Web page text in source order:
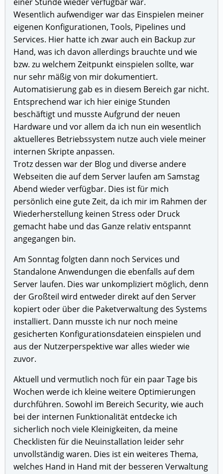
Wesentlich aufwendiger war das Einspielen meiner
eigenen Konfigurationen, Tools, Pipelines und
Services. Hier hatte ich zwar auch ein Backup zur
Hand, was ich davon allerdings brauchte und wie
bzw. zu welchem Zeitpunkt einspielen sollte, war
nur sehr mäßig von mir dokumentiert.
Automatisierung gab es in diesem Bereich gar nicht.
Entsprechend war ich hier einige Stunden
beschäftigt und musste Aufgrund der neuen
Hardware und vor allem da ich nun ein wesentlich
aktuelleres Betriebssystem nutze auch viele meiner
internen Skripte anpassen.
Trotz dessen war der Blog und diverse andere
Webseiten die auf dem Server laufen am Samstag
Abend wieder verfügbar. Dies ist für mich
persönlich eine gute Zeit, da ich mir im Rahmen der
Wiederherstellung keinen Stress oder Druck
gemacht habe und das Ganze relativ entspannt
angegangen bin.
Am Sonntag folgten dann noch Services und
Standalone Anwendungen die ebenfalls auf dem
Server laufen. Dies war unkompliziert möglich, denn
der Großteil wird entweder direkt auf den Server
kopiert oder über die Paketverwaltung des Systems
installiert. Dann musste ich nur noch meine
gesicherten Konfigurationsdateien einspielen und
aus der Nutzerperspektive war alles wieder wie
zuvor.
Aktuell und vermutlich noch für ein paar Tage bis
Wochen werde ich kleine weitere Optimierungen
durchführen. Sowohl im Bereich Security, wie auch
bei der internen Funktionalität entdecke ich
sicherlich noch viele Kleinigkeiten, da meine
Checklisten für die Neuinstallation leider sehr
unvollständig waren. Dies ist ein weiteres Thema,
welches Hand in Hand mit der besseren Verwaltung